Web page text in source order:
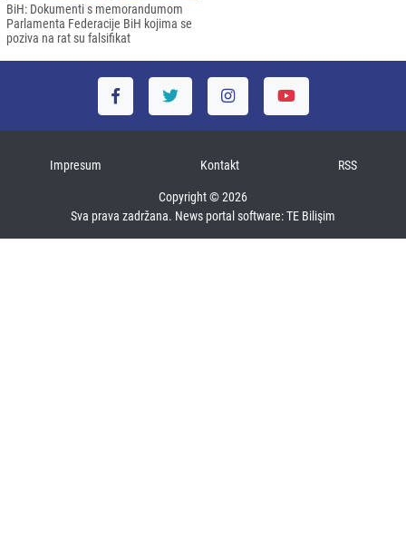
BiH: Dokumenti s memorandumom
Parlamenta Federacije BiH kojima se
poziva na rat su falsifikat
Impresum Kontakt RSS
Copyright © 2026
Sva prava zadržana. News portal software:TE Bilişim